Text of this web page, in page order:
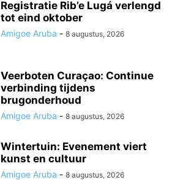
Registratie Rib’e Lugá verlengd
tot eind oktober
Amigoe Aruba - 8 augustus, 2026
Veerboten Curaçao: Continue
verbinding tijdens
brugonderhoud
Amigoe Aruba - 8 augustus, 2026
Wintertuin: Evenement viert
kunst en cultuur
Amigoe Aruba - 8 augustus, 2026